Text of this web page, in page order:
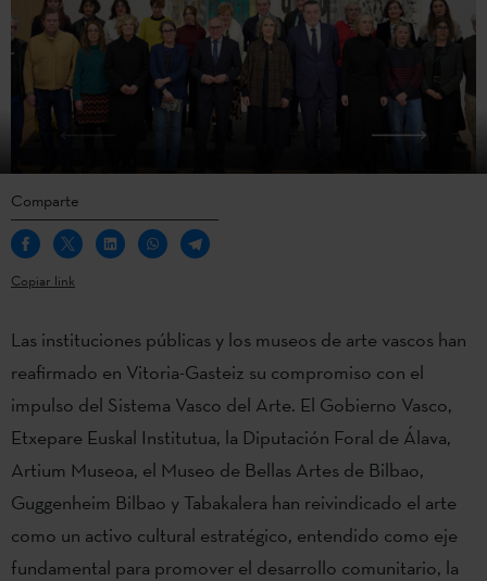
Comparte
Copiar link
Las instituciones públicas y los museos de arte vascos han
reafirmado en Vitoria-Gasteiz su compromiso con el
impulso del Sistema Vasco del Arte. El Gobierno Vasco,
Etxepare Euskal Institutua, la Diputación Foral de Álava,
Artium Museoa, el Museo de Bellas Artes de Bilbao,
Guggenheim Bilbao y Tabakalera han reivindicado el arte
como un activo cultural estratégico, entendido como eje
fundamental para promover el desarrollo comunitario, la